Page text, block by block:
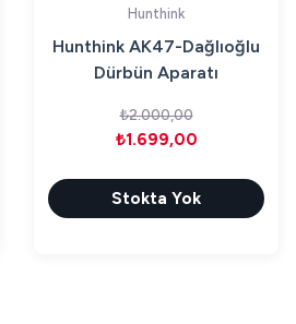
Hunthink
Hunthink AK47-Dağlıoğlu
Dürbün Aparatı
₺2.000,00
₺1.699,00
Stokta Yok